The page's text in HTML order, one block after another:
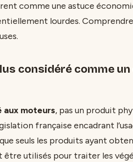
comme une astuce
lourdes.
considéré comme
aux moteurs, pas un produit
française encadrant
seuls les produits ayant
être utilisés pour traiter les